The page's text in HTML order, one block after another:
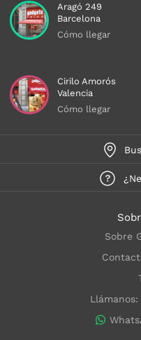
Aragó 249
Barcelona
Cómo llegar
Cirilo Amorós
Valencia
Cómo llegar
Sobre